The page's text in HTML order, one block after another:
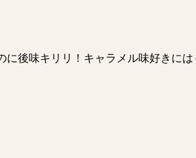
後味キリリ！キャラメル味好きには